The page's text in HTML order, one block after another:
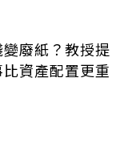
廢紙？教授提
資產配置更重